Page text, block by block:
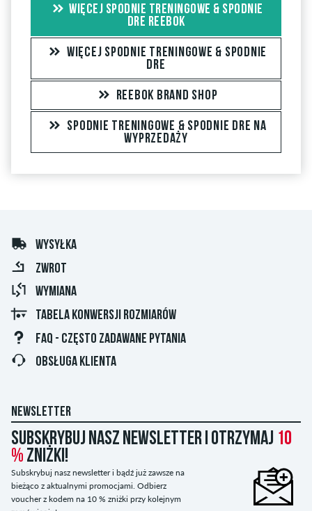
tych osób zakup został zweryfikowany na podstawie ich
realnych zamówień. W przypadku recenzji bez zielonego
znacznika nie możemy zagwarantować, że dana osoba
rzeczywiście posiada lub posiadała dany przedmiot.
WIĘCEJ SPODNIE TRENINGOWE & SPODNIE
DRE REEBOK
WIĘCEJ SPODNIE TRENINGOWE & SPODNIE
DRE
REEBOK BRAND SHOP
SPODNIE TRENINGOWE & SPODNIE DRE NA
WYPRZEDAŻY
WYSYŁKA
ZWROT
WYMIANA
TABELA KONWERSJI ROZMIARÓW
FAQ - CZĘSTO ZADAWANE PYTANIA
OBSŁUGA KLIENTA
NEWSLETTER
Subskrybuj nasz newsletter i otrzymaj 10
% zniżki!
Subskrybuj nasz newsletter i bądź już zawsze na
bieżąco z aktualnymi promocjami. Odbierz
voucher z kodem na 10 % zniżki przy kolejnym